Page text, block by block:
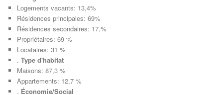
Logements vacants: 13,4%
Résidences principales: 69%
Résidences secondaires: 17,%
Propriétaires: 69 %
Locataires: 31 %
.Type d'habitat
Maisons: 87,3 %
Appartements: 12,7 %
. Économie/Social